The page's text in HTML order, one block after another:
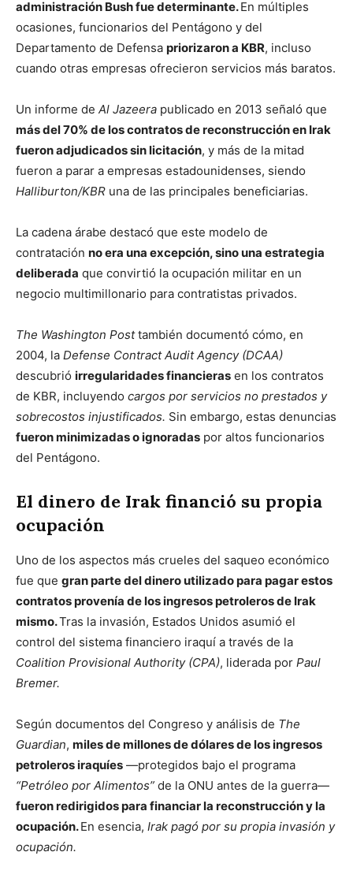
administración Bush fue determinante.En múltiples
ocasiones, funcionarios del Pentágono y del
Departamento de Defensa priorizaron a KBR, incluso
cuando otras empresas ofrecieron servicios más baratos.
Un informe de Al Jazeera publicado en 2013 señaló que
más del 70% de los contratos de reconstrucción en Irak
fueron adjudicados sin licitación, y más de la mitad
fueron a parar a empresas estadounidenses, siendo
Halliburton/KBR una de las principales beneficiarias.
La cadena árabe destacó que este modelo de
contratación no era una excepción, sino una estrategia
deliberada que convirtió la ocupación militar en un
negocio multimillonario para contratistas privados.
The Washington Posttambién documentó cómo, en
2004, la Defense Contract Audit Agency (DCAA)
descubrió irregularidades financieras en los contratos
de KBR, incluyendo cargos por servicios no prestados y
sobrecostos injustificados. Sin embargo, estas denuncias
fueron minimizadas o ignoradas por altos funcionarios
del Pentágono.
El dinero de Irak financió su propia
ocupación
Uno de los aspectos más crueles del saqueo económico
fue que gran parte del dinero utilizado para pagar estos
contratos provenía de los ingresos petroleros de Irak
mismo.Tras la invasión, Estados Unidos asumió el
control del sistema financiero iraquí a través de la
Coalition Provisional Authority (CPA), liderada por Paul
Bremer.
Según documentos del Congreso y análisis de The
Guardian, miles de millones de dólares de los ingresos
petroleros iraquíes —protegidos bajo el programa
“Petróleo por Alimentos” de la ONU antes de la guerra—
fueron redirigidos para financiar la reconstrucción y la
ocupación.En esencia, Irak pagó por su propia invasión y
ocupación.